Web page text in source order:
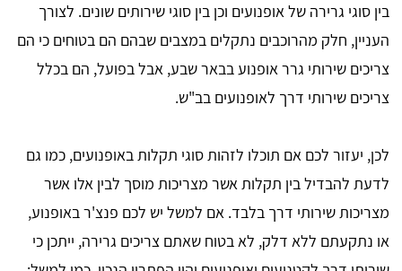
בין סוגי גרירה של אופנועים וכן בין סוגי שירותים שונים. לצורך
העניין, חלק מהרוכבים נתקלים במצבים שבהם הם בטוחים כי הם
צריכים שירותי גרר אופנוע בבאר שבע, אבל בפועל, הם בכלל
צריכים שירותי דרך לאופנועים בב"ש.
לכן, יעזור לכם אם תוכלו לזהות סוגי תקלות באופנועים, כמו גם
לדעת להבדיל בין תקלות אשר מצריכות מוסך לבין אלו אשר
מצריכות שירותי דרך בלבד. אם למשל יש לכם פנצ'ר באופנוע,
או נתקעתם ללא דלק, לא בטוח שאתם צריכים גרירה, ייתכן כי